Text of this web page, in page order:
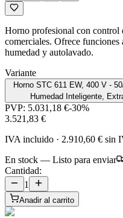
Horno profesional con control
comerciales. Ofrece
humedad y autolavado.
Variante
Horno STC 611 EW, 400 V -
Humedad Inteligente,
PVP: 5.031,18 €-30%
3.521,83 €
IVA incluido · 2.910,60 € sin
En stock — Listo para enviar
Cantidad:
1
Anadir al carrito